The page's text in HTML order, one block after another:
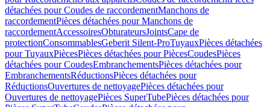
détachées pour Coudes de raccordementManchons de
raccordementPièces détachées pour Manchons de
raccordementAccessoiresObturateursJointsCape de
protectionConsommablesGeberit Silent-ProTuyauxPièces détachées
pour TuyauxPiècesPièces détachées pour PiècesCoudesPièces
détachées pour CoudesEmbranchementsPièces détachées pour
EmbranchementsRéductionsPièces détachées pour
RéductionsOuvertures de nettoyagePièces détachées pour
Ouvertures de nettoyagePièces SuperTubePièces détachées pour